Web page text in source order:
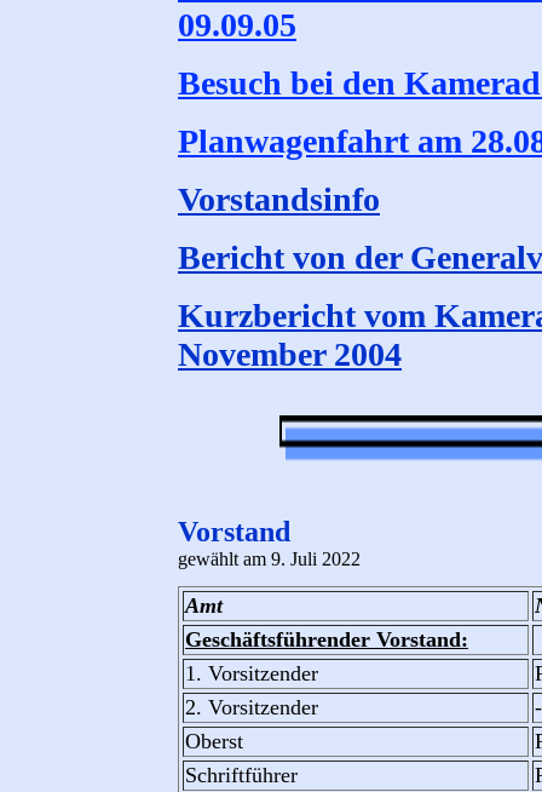
09.09.05
Besuch bei den
Planwagenfahrt am
Vorstandsinfo
Bericht von der
Kurzbericht vom
November 2004
Vorstand
gewählt am 9. Juli 2022
Amt
Geschäftsführender Vorstand:
1. Vorsitzender
2. Vorsitzender
Oberst
Schriftführer